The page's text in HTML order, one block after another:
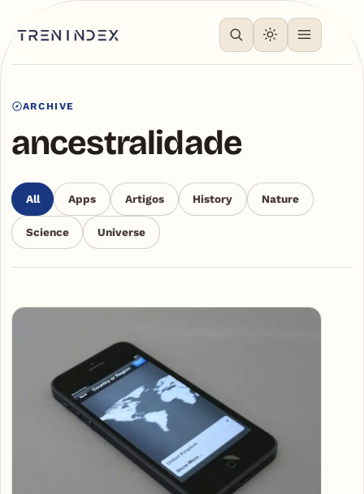
ARCHIVE
ancestralidade
All Apps Artigos History Nature
Science Universe
Articles